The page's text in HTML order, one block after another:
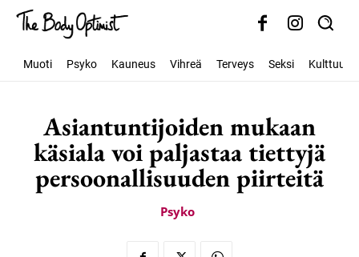
Muoti Psyko Kauneus Vihreä Terveys Seksi Kulttuuri
Asiantuntijoiden mukaan
käsiala voi paljastaa tiettyjä
persoonallisuuden piirteitä
Psyko